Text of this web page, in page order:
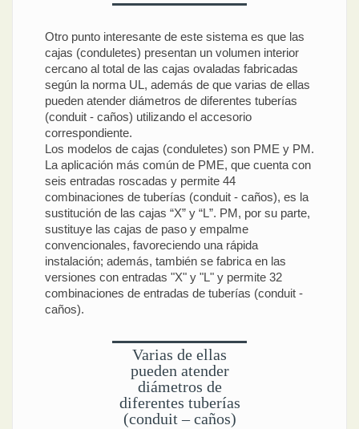
Otro punto interesante de este sistema es que las
cajas (conduletes) presentan un volumen interior
cercano al total de las cajas ovaladas fabricadas
según la norma UL, además de que varias de ellas
pueden atender diámetros de diferentes tuberías
(conduit - caños) utilizando el accesorio
correspondiente.
Los modelos de cajas (conduletes) son PME y PM.
La aplicación más común de PME, que cuenta con
seis entradas roscadas y permite 44
combinaciones de tuberías (conduit - caños), es la
sustitución de las cajas “X” y “L”. PM, por su parte,
sustituye las cajas de paso y empalme
convencionales, favoreciendo una rápida
instalación; además, también se fabrica en las
versiones con entradas "X" y "L" y permite 32
combinaciones de entradas de tuberías (conduit -
caños).
Varias de ellas
pueden atender
diámetros de
diferentes tuberías
(conduit – caños)